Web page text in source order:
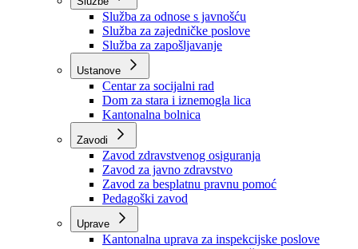
Organizacije
Službe
Služba za odnose s javnošću
Služba za zajedničke poslove
Služba za zapošljavanje
Ustanove
Centar za socijalni rad
Dom za stara i iznemogla lica
Kantonalna bolnica
Zavodi
Zavod zdravstvenog osiguranja
Zavod za javno zdravstvo
Zavod za besplatnu pravnu pomoć
Pedagoški zavod